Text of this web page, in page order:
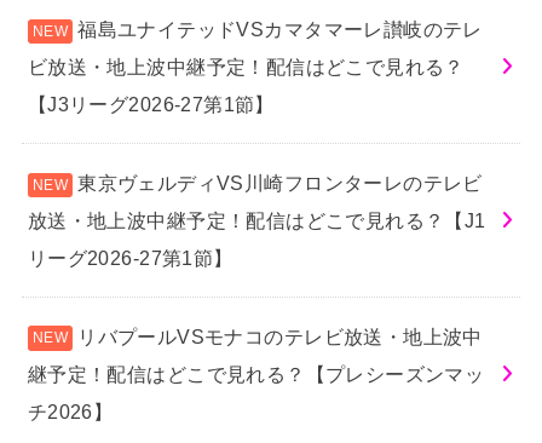
福島ユナイテッドVSカマタマーレ讃岐のテレ
ビ放送・地上波中継予定！配信はどこで見れる？
【J3リーグ2026-27第1節】
東京ヴェルディVS川崎フロンターレのテレビ
放送・地上波中継予定！配信はどこで見れる？【J1
リーグ2026-27第1節】
リバプールVSモナコのテレビ放送・地上波中
継予定！配信はどこで見れる？【プレシーズンマッ
チ2026】